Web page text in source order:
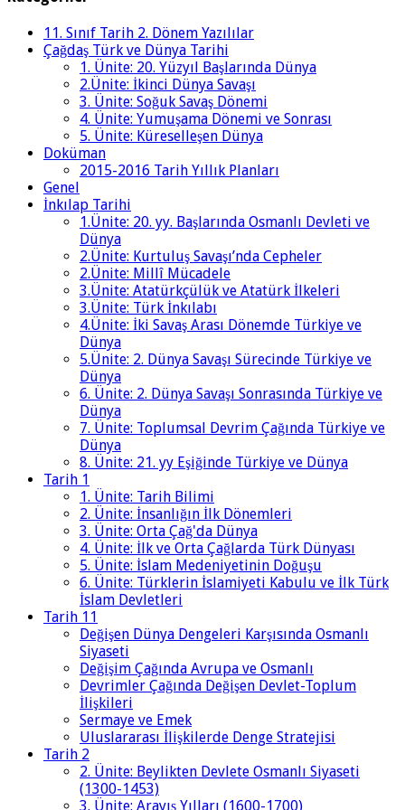
11. Sınıf Tarih 2. Dönem Yazılılar
Çağdaş Türk ve Dünya Tarihi
1. Ünite: 20. Yüzyıl Başlarında Dünya
2.Ünite: İkinci Dünya Savaşı
3. Ünite: Soğuk Savaş Dönemi
4. Ünite: Yumuşama Dönemi ve Sonrası
5. Ünite: Küreselleşen Dünya
Doküman
2015-2016 Tarih Yıllık Planları
Genel
İnkılap Tarihi
1.Ünite: 20. yy. Başlarında Osmanlı Devleti ve
Dünya
2.Ünite: Kurtuluş Savaşı’nda Cepheler
2.Ünite: Millî Mücadele
3.Ünite: Atatürkçülük ve Atatürk İlkeleri
3.Ünite: Türk İnkılabı
4.Ünite: İki Savaş Arası Dönemde Türkiye ve
Dünya
5.Ünite: 2. Dünya Savaşı Sürecinde Türkiye ve
Dünya
6. Ünite: 2. Dünya Savaşı Sonrasında Türkiye ve
Dünya
7. Ünite: Toplumsal Devrim Çağında Türkiye ve
Dünya
8. Ünite: 21. yy Eşiğinde Türkiye ve Dünya
Tarih 1
1. Ünite: Tarih Bilimi
2. Ünite: İnsanlığın İlk Dönemleri
3. Ünite: Orta Çağ'da Dünya
4. Ünite: İlk ve Orta Çağlarda Türk Dünyası
5. Ünite: İslam Medeniyetinin Doğuşu
6. Ünite: Türklerin İslamiyeti Kabulu ve İlk Türk
İslam Devletleri
Tarih 11
Değişen Dünya Dengeleri Karşısında Osmanlı
Siyaseti
Değişim Çağında Avrupa ve Osmanlı
Devrimler Çağında Değişen Devlet-Toplum
İlişkileri
Sermaye ve Emek
Uluslararası İlişkilerde Denge Stratejisi
Tarih 2
2. Ünite: Beylikten Devlete Osmanlı Siyaseti
(1300-1453)
3. Ünite: Arayış Yılları (1600-1700)